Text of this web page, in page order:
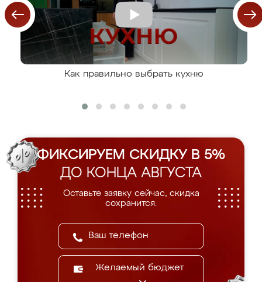
Как правильно выбрать кухню
ФИКСИРУЕМ СКИДКУ В 5%
ДО КОНЦА АВГУСТА
Оставьте заявку сейчас, скидка
сохранится.
Желаемый бюджет